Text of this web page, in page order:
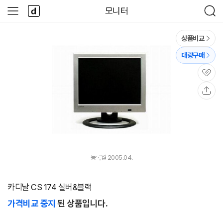
모니터
검
색
사
이
다
나
와
상품비교
대량구매
관
심
등록월 2005.04.
카디날 CS 174 실버&블랙
가격비교 중지 된 상품입니다.